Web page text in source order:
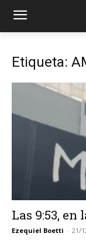
Etiqueta:
Las 9:53, en
Ezequiel Boetti - 21/